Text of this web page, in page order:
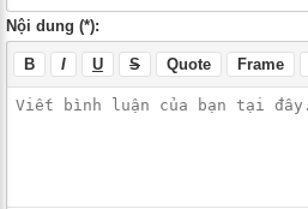
Nội dung (*):
B I U S Quote Frame